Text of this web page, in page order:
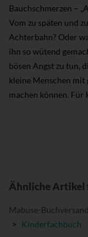
Bauchschmerzen –
Vom zu späten und
Achterbahn? Oder
ihn so wütend
bösen Angst zu tun,
kleine Menschen mit
machen können. Für
Ähnliche Artikel
Mabuse-Buchversand
> Kinderfachbuch